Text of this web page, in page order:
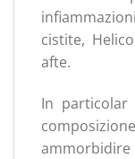
cistite,
afte.
In particolar
ammorbidire